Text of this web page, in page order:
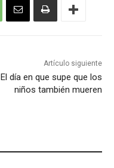
Artículo siguiente
El día en que supe que los
niños también mueren